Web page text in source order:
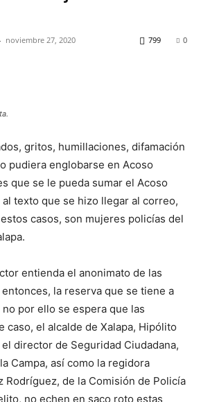
noviembre 27, 2020 0
799
gritos, humillaciones, difamación
pudiera englobarse en Acoso
que se le pueda sumar el Acoso
texto que se hizo llegar al correo,
casos, son mujeres policías del
entienda el anonimato de las
la reserva que se tiene a
por ello se espera que las
caso, el alcalde de Xalapa, Hipólito
director de Seguridad Ciudadana,
Campa, así como la regidora
Rodríguez, de la Comisión de Policía
no echen en saco roto estas